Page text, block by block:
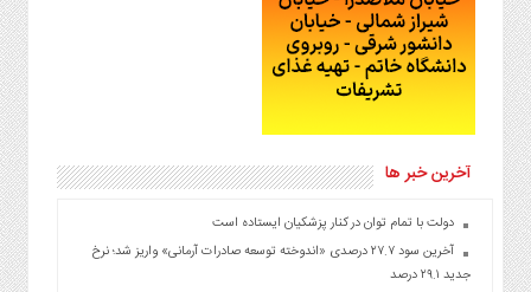
آخرین خبر ها
دولت با تمام توان در کنار پزشکیان ایستاده است
آخرین سود ۲۷.۷ درصدی «اندوخته توسعه صادرات آرمانی» واریز شد؛ نرخ
جدید ۲۹.۱ درصد